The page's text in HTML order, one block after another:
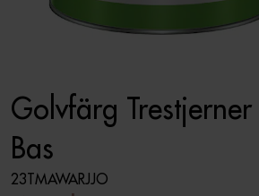
Golvfärg
Bas
23TMAWARJJO